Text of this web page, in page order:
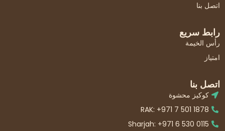
اتصل بنا
رابط سريع
رأس الخيمة
امتياز
اتصل بنا
كوكيز محشوة
RAK: +971 7 501 1878
Sharjah: +971 6 530 0115